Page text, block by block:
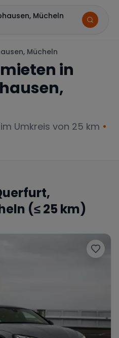
Mücheln
Mücheln
in
Umkreis von 25 km •
(≤ 25 km)